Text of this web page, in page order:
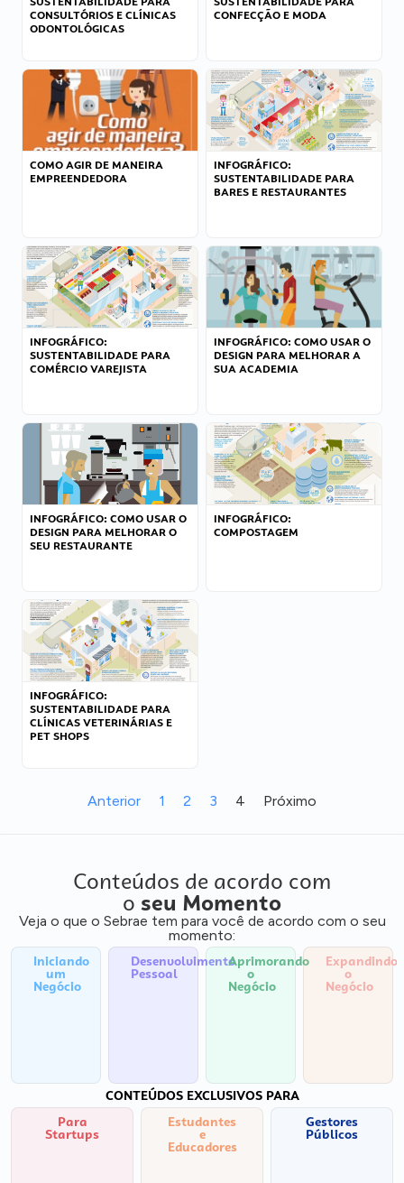
CONSULTÓRIOS E CLÍNICAS
ODONTOLÓGICAS
CONFECÇÃO E MODA
COMO AGIR DE MANEIRA
EMPREENDEDORA
INFOGRÁFICO:
SUSTENTABILIDADE PARA
BARES E RESTAURANTES
INFOGRÁFICO:
SUSTENTABILIDADE PARA
COMÉRCIO VAREJISTA
INFOGRÁFICO: COMO USAR O
DESIGN PARA MELHORAR A
SUA ACADEMIA
INFOGRÁFICO: COMO USAR O
DESIGN PARA MELHORAR O
SEU RESTAURANTE
INFOGRÁFICO:
COMPOSTAGEM
INFOGRÁFICO:
SUSTENTABILIDADE PARA
CLÍNICAS VETERINÁRIAS E
PET SHOPS
Anterior 1 2 3 4 Próximo
Conteúdos de acordo com
o seu Momento
Veja o que o Sebrae tem para você de acordo com o seu
momento:
Iniciando
um
Negócio
Desenvolvimento
Pessoal
Aprimorando
o
Negócio
Expandindo
o
Negócio
CONTEÚDOS EXCLUSIVOS PARA
Para
Startups
Estudantes
e
Educadores
Gestores
Públicos